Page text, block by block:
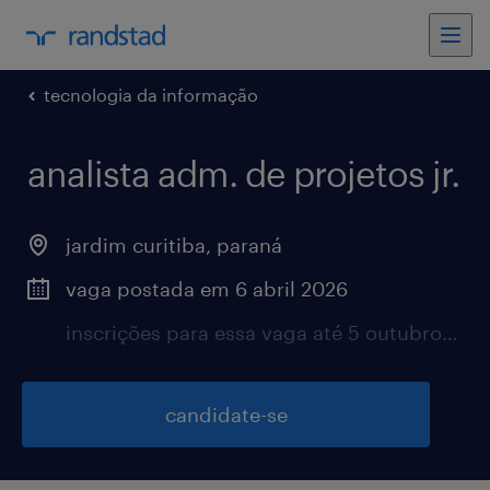
tecnologia da informação
analista adm. de projetos jr.
jardim curitiba, paraná
vaga postada em 6 abril 2026
inscrições para essa vaga até 5 outubro 2026
candidate-se